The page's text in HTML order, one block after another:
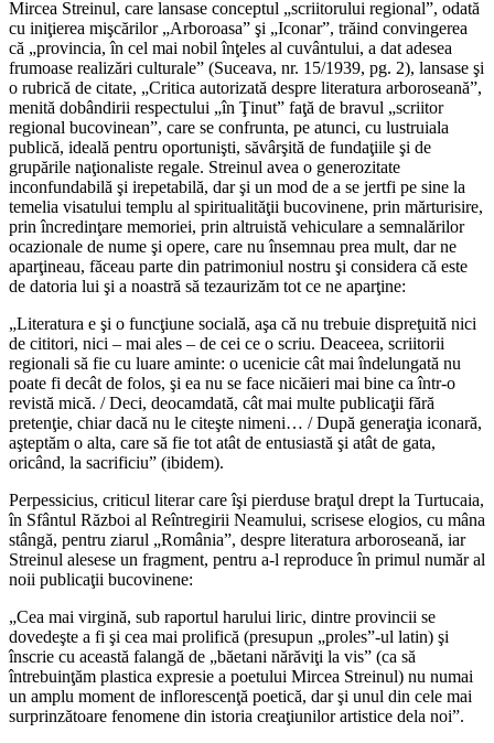
Mircea Streinul, care lansase conceptul „scriitorului regional”, odată
cu iniţierea mişcărilor „Arboroasa” şi „Iconar”, trăind convingerea
că „provincia, în cel mai nobil înţeles al cuvântului, a dat adesea
frumoase realizări culturale” (Suceava, nr. 15/1939, pg. 2), lansase şi
o rubrică de citate, „Critica autorizată despre literatura arboroseană”,
menită dobândirii respectului „în Ţinut” faţă de bravul „scriitor
regional bucovinean”, care se confrunta, pe atunci, cu lustruiala
publică, ideală pentru oportunişti, săvârşită de fundaţiile şi de
grupările naţionaliste regale. Streinul avea o generozitate
inconfundabilă şi irepetabilă, dar şi un mod de a se jertfi pe sine la
temelia visatului templu al spiritualităţii bucovinene, prin mărturisire,
prin încredinţare memoriei, prin altruistă vehiculare a semnalărilor
ocazionale de nume şi opere, care nu însemnau prea mult, dar ne
aparţineau, făceau parte din patrimoniul nostru şi considera că este
de datoria lui şi a noastră să tezaurizăm tot ce ne aparţine:
„Literatura e şi o funcţiune socială, aşa că nu trebuie dispreţuită nici
de cititori, nici – mai ales – de cei ce o scriu. Deaceea, scriitorii
regionali să fie cu luare aminte: o ucenicie cât mai îndelungată nu
poate fi decât de folos, şi ea nu se face nicăieri mai bine ca într-o
revistă mică. / Deci, deocamdată, cât mai multe publicaţii fără
pretenţie, chiar dacă nu le citeşte nimeni… / După generaţia iconară,
aşteptăm o alta, care să fie tot atât de entusiastă şi atât de gata,
oricând, la sacrificiu” (ibidem).
Perpessicius, criticul literar care îşi pierduse braţul drept la Turtucaia,
în Sfântul Război al Reîntregirii Neamului, scrisese elogios, cu mâna
stângă, pentru ziarul „România”, despre literatura arboroseană, iar
Streinul alesese un fragment, pentru a-l reproduce în primul număr al
noii publicaţii bucovinene:
„Cea mai virgină, sub raportul harului liric, dintre provincii se
dovedeşte a fi şi cea mai prolifică (presupun „proles”-ul latin) şi
înscrie cu această falangă de „băetani nărăviţi la vis” (ca să
întrebuinţăm plastica expresie a poetului Mircea Streinul) nu numai
un amplu moment de inflorescenţă poetică, dar şi unul din cele mai
surprinzătoare fenomene din istoria creaţiunilor artistice dela noi”.